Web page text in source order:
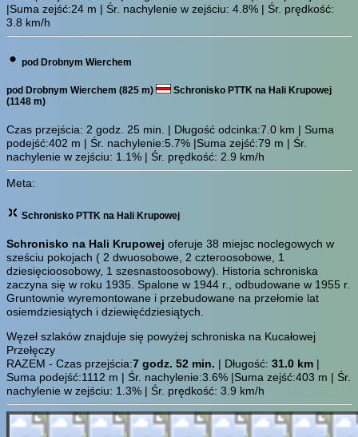
|Suma zejść:24 m | Śr. nachylenie w zejściu: 4.8% | Śr. prędkość:
3.8 km/h
pod Drobnym Wierchem
pod Drobnym Wierchem (825 m)
Schronisko PTTK na Hali Krupowej
(1148 m)
Czas przejścia: 2 godz. 25 min.
| Długość odcinka:7.0 km | Suma
podejść:402 m | Śr. nachylenie:5.7% |Suma zejść:79 m | Śr.
nachylenie w zejściu: 1.1% | Śr. prędkość: 2.9 km/h
Meta:
Schronisko PTTK na Hali Krupowej
Schronisko na Hali Krupowej oferuje 38 miejsc noclegowych w
sześciu pokojach ( 2 dwuosobowe, 2 czteroosobowe, 1
dziesięcioosobowy, 1 szesnastoosobowy). Historia schroniska
zaczyna się w roku 1935. Spalone w 1944 r., odbudowane w 1955 r.
Gruntownie wyremontowane i przebudowane na przełomie lat
osiemdziesiątych i dziewięćdziesiątych.
Węzeł szlaków znajduje się powyżej schroniska na Kucałowej
Przełęczy
RAZEM - Czas przejścia:7 godz. 52 min. | Długość: 31.0 km |
Suma podejść:1112 m | Śr. nachylenie:3.6% |Suma zejść:403 m | Śr.
nachylenie w zejściu: 1.3% | Śr. prędkość: 3.9 km/h